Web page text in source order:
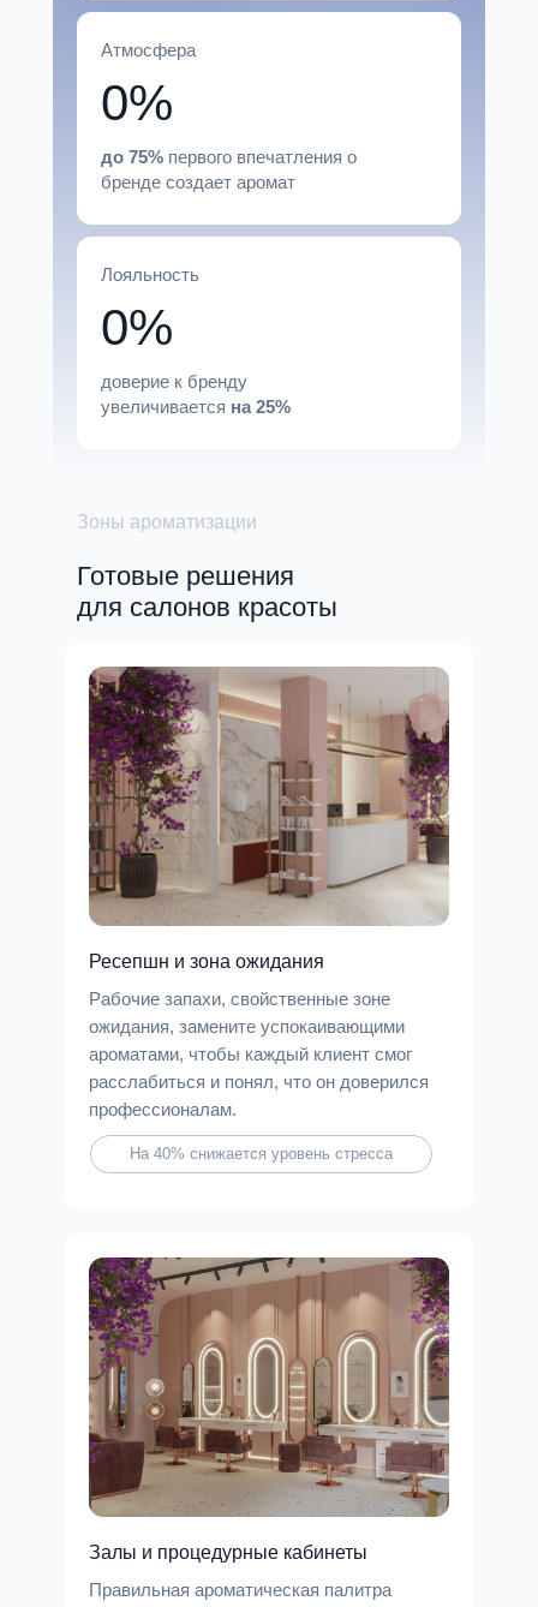
0%
0%
Атмосфера
Лояльность
до 75% первого впечатления о
бренде создает аромат
доверие к бренду
увеличивается на 25%
Готовые решения
для салонов красоты
Зоны ароматизации
Рабочие запахи, свойственные зоне
ожидания, замените успокаивающими
ароматами, чтобы каждый клиент смог
расслабиться и понял, что он доверился
профессионалам.
Правильная ароматическая палитра
Ресепшн и зона ожидания
Залы и процедурные кабинеты
На 40% снижается уровень стресса